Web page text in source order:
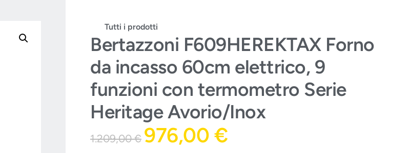
Tutti i prodotti
Bertazzoni F609HEREKTAX Forno
da incasso 60cm elettrico, 9
funzioni con termometro Serie
Heritage Avorio/Inox
1.209,00€ 976,00 €